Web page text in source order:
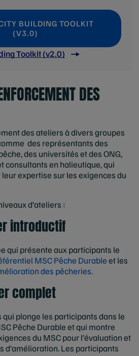
BUILDING TOOLKIT
(V3.0)
Toolkit (v2.0)
DES
des ateliers à divers groupes
des représentants des
des universités et des ONG,
consultants en halieutique, qui
expertise sur les exigences du
d’ateliers :
introductif
qui présente aux participants le
MSC Pêche Durableet les
des pêcheries.
complet
qui plonge les participants dans le
Pêche Durable et qui montre
du MSC pour l’évaluation et
d’amélioration. Les participants